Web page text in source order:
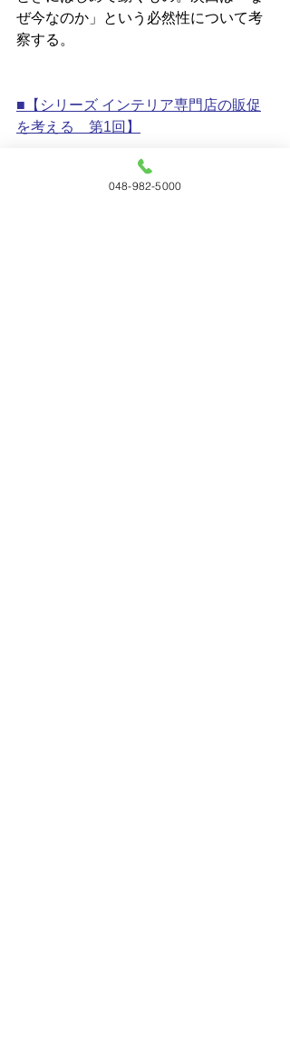
ぜ今なのか」という必然性について考
察する。
■【シリーズ インテリア専門店の販促
を考える　第1回】
「販促」とは需要創造の仕組みづくり
048-982-5000